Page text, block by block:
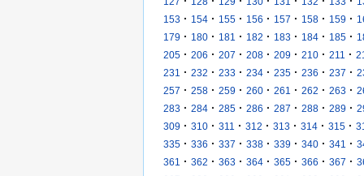
153 · 154 · 155 · 156 · 157 · 158 · 159 ·
179 · 180 · 181 · 182 · 183 · 184 · 185 ·
205 · 206 · 207 · 208 · 209 · 210 · 211 ·
231
· 232 · 233 · 234 · 235 · 236 · 237 ·
257 · 258 · 259 · 260 · 261 · 262 · 263 ·
283 · 284 · 285 · 286 · 287 · 288 · 289 ·
309 · 310 · 311 · 312 · 313 · 314 · 315 ·
335 · 336 · 337 · 338 · 339 · 340 · 341 ·
361
· 362 · 363 · 364 · 365 · 366 · 367 ·